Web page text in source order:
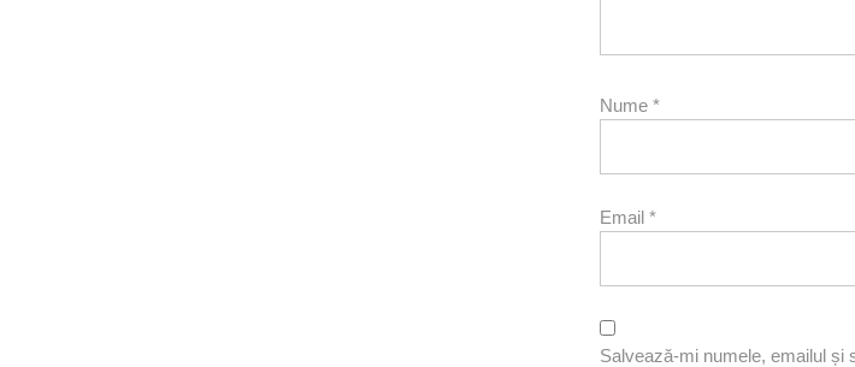
Nume *
Email *
Salvează-mi numele, emailul și